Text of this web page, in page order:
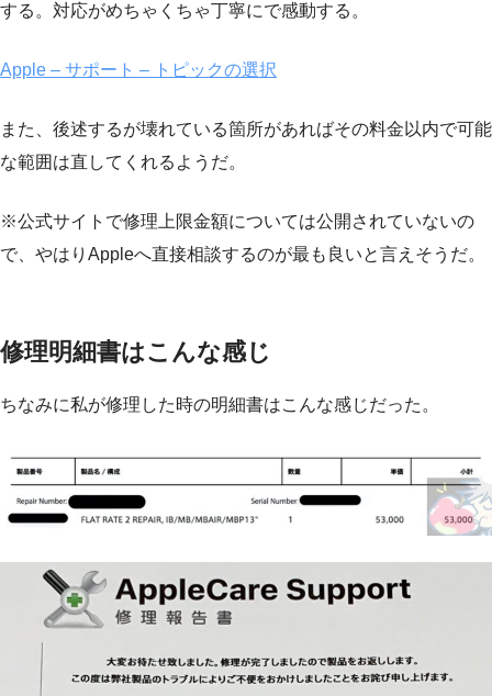
する。対応がめちゃくちゃ丁寧にで感動する。
Apple – サポート – トピックの選択
また、後述するが壊れている箇所があればその料金以内で可能
な範囲は直してくれるようだ。
※公式サイトで修理上限金額については公開されていないの
で、やはりAppleへ直接相談するのが最も良いと言えそうだ。
修理明細書はこんな感じ
ちなみに私が修理した時の明細書はこんな感じだった。